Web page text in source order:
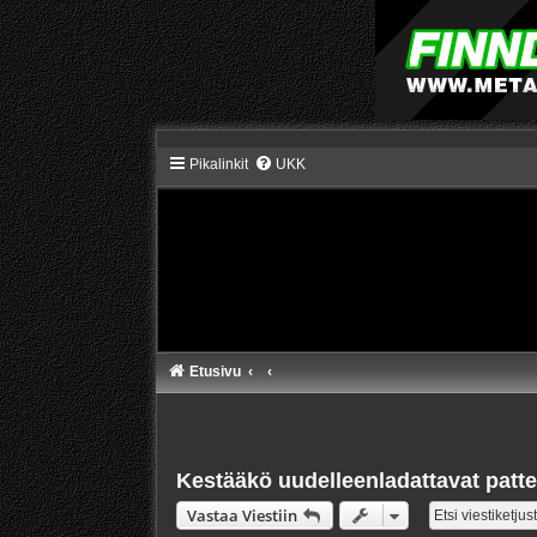
Pikalinkit UKK
Etusivu
Kestääkö uudelleenladattavat
Vastaa Viestiin